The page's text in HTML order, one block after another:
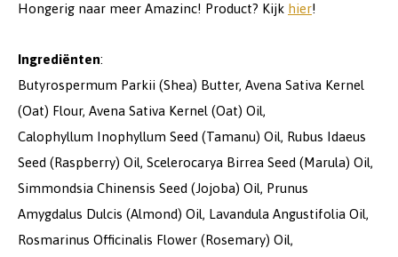
Hongerig naar meer Amazinc! Product? Kijk hier!
Ingrediënten:
Butyrospermum Parkii (Shea) Butter, Avena Sativa Kernel
(Oat) Flour, Avena Sativa Kernel (Oat) Oil,
Calophyllum Inophyllum Seed (Tamanu) Oil, Rubus Idaeus
Seed (Raspberry) Oil, Scelerocarya Birrea Seed (Marula) Oil,
Simmondsia Chinensis Seed (Jojoba) Oil, Prunus
Amygdalus Dulcis (Almond) Oil, Lavandula Angustifolia Oil,
Rosmarinus Officinalis Flower (Rosemary) Oil,